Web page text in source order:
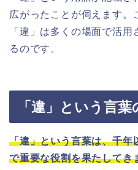
広がったことが伺えます。
「違」は多くの場面で活
るのです。
「違」という言葉
「違」という言葉は、千年
で重要な役割を果たしてき